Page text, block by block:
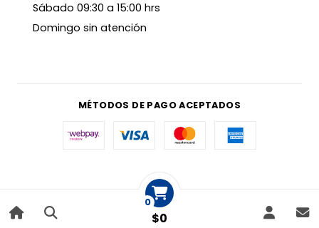
0
$0
Sábado 09:30 a 15:00 hrs
Domingo sin atención
MÉTODOS DE PAGO ACEPTADOS
|